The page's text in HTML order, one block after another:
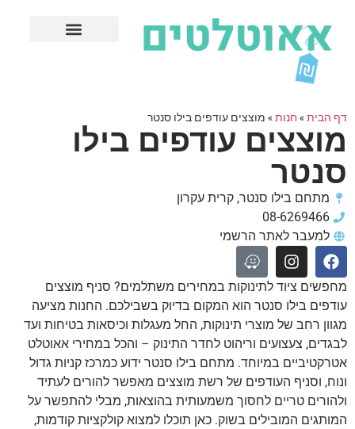
דף הבית» חנות» מוצצים עודפים בילו סנטר
מוצצים עודפים בילו
סנטר
מתחם בילו סנטר, קרית עקרון
08-6269466
למעבר לאתר הרשמי
מחפשים ציוד לתינוקות במחירים משתלמים? סניף מוצצים
עודפים בילו סנטר הוא המקום בדיוק בשבילכם. החנות מציעה
מגוון רחב של מוצרי תינוקות, החל מעגלות וכיסאות בטיחות ועד
לבגדים, צעצועים וריהוט לחדר התינוק – והכל במחירי אאוטלט
אטרקטיביים במיוחד. מתחם בילו סנטר ידוע כמרכז קניות גדול
ונוח, וסניף העודפים של רשת מוצצים מאפשר להורים לעתיד
ולהורים טריים לחסוך משמעותית בהוצאות, מבלי להתפשר על
המותגים המובילים בשוק. כאן תוכלו למצוא קולקציות קודמות,